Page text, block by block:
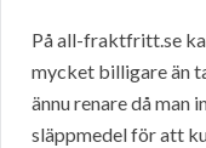
På all-fraktfritt.se
mycket billigare än
ännu renare då man
släppmedel för att